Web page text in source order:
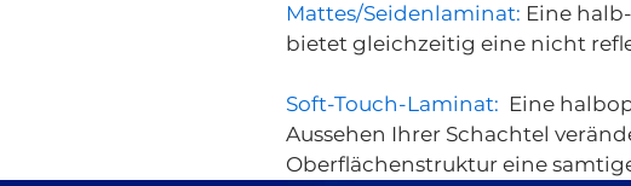
Mattes/Seidenlaminat: Eine
bietet gleichzeitig eine nicht
Soft-Touch-Laminat: Eine
Aussehen Ihrer Schachtel
Oberflächenstruktur eine